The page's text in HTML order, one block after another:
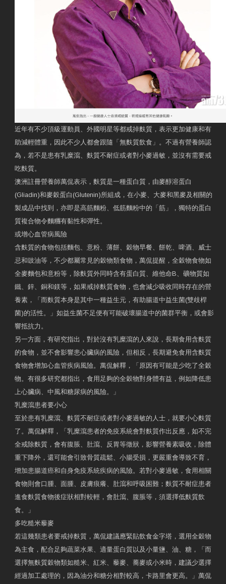
近年有不少頂級運動員、外國明星等都戒掉麩質，表示更加健康和有
助減輕體重，因此不少人都會跟隨「無麩質飲食」。不過有營養師認
為，若不是患有乳糜瀉、麩質不耐症或者對小麥過敏，並沒有需要戒
吃麩質。
澳洲註冊營養師萬侃表示，麩質是一種蛋白質，由麥醇溶蛋白
(Gliadin)和麥穀蛋白(Glutenin)所組成，在小麥、大麥和黑麥及相關的
製成品中找到，亦即是高筋麵粉、低筋麵粉中的「筋」，獨特的蛋白
質複合物令麵糰有黏性和彈性。
或增心血管病風險
含麩質的食物包括麵包、意粉、薄餅、穀物早餐、餅乾、啤酒、威士
忌和豉油等，不少都屬常見的穀物類食物，萬侃提醒，全穀物食物如
全麥麵包和意粉等，除麩質外同時含有蛋白質、維他命B、礦物質如
鐵、鋅、銅和鎂等，如果戒掉麩質食物，也會減少吸收同時存在的營
養素，「而麩質本身是其中一種益生元，有助腸道中益生菌(雙歧桿
菌)的活性。」如益生菌不足便有可能破壞腸道中的菌群平衡，或會影
響抵抗力。
另一方面，有研究指出，對於沒有乳糜瀉的人來說，長期食用含麩質
的食物，並不會影響患心臟病的風險，但相反，長期避免食用含麩質
食物會增加心血管疾病風險。萬侃解釋，「原因有可能是少吃了全穀
物。有很多研究都指出，食用足夠的全穀物對身體有益，例如降低患
上心臟病、中風和糖尿病的風險。」
乳糜瀉患者要小心
至於患有乳糜瀉、麩質不耐症或者對小麥過敏的人士，就要小心麩質
了。萬侃解釋，「乳糜瀉患者的免疫系統會對麩質作出反應，如不完
全戒除麩質，會有腹脹、肚瀉、反胃等徵狀，影響營養素吸收，除體
重下降外，還可能會引致骨質疏鬆、小腸受損，更嚴重會導致不育，
增加患腸道癌和自身免疫系統疾病的風險。若對小麥過敏，食用相關
食物則會口腫、面腫、皮膚痕癢、肚瀉和呼吸困難；麩質不耐症患者
進食麩質食物後症狀相對較輕，會肚瀉、腹脹等，須選擇低麩質飲
食。」
多吃糙米藜麥
若這幾類患者要戒掉麩質，萬侃建議應緊貼飲食金字塔，選用全穀物
為主食，配合足夠蔬菜水果、適量蛋白質以及小量鹽、油、糖，「而
選擇無麩質穀物類如糙米、紅米、藜麥、蕎麥或小米時，建議少選擇
經過加工處理的，因為油分和糖分相對較高，卡路里會更高。」萬侃